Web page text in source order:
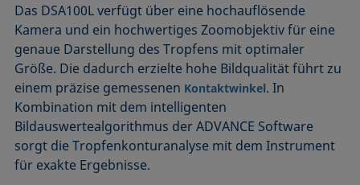
Das DSA100L verfügt über eine hochauflösende
Kamera und ein hochwertiges Zoomobjektiv für eine
genaue Darstellung des Tropfens mit optimaler
Größe. Die dadurch erzielte hohe Bildqualität führt zu
einem präzise gemessenen Kontaktwinkel. In
Kombination mit dem intelligenten
Bildauswertealgorithmus der ADVANCE Software
sorgt die Tropfenkonturanalyse mit dem Instrument
für exakte Ergebnisse.